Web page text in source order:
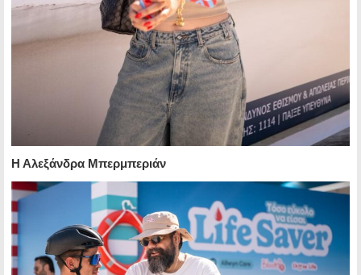
Η Αλεξάνδρα Μπερμπεριάν